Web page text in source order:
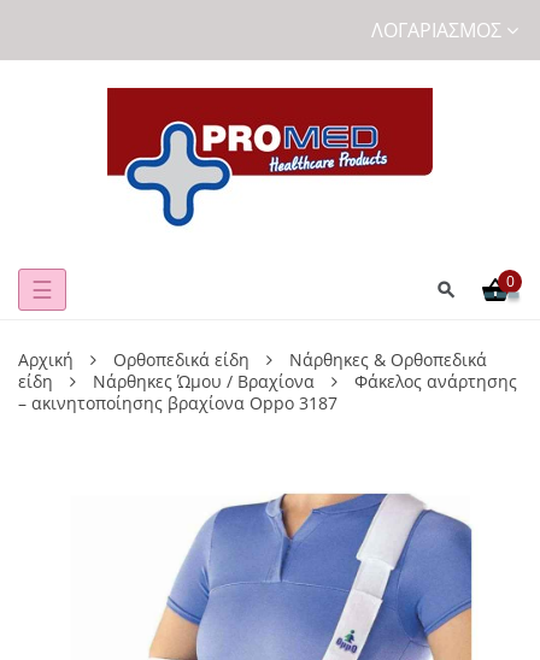
ΛΟΓΑΡΙΑΣΜΌΣ
Toggle
☰ 0
Αρχική Ορθοπεδικά είδη
Νάρθηκες & Ορθοπεδικά
είδη
Νάρθηκες Ώμου / Βραχίονα
Φάκελος ανάρτησης
– ακινητοποίησης βραχίονα Oppo 3187